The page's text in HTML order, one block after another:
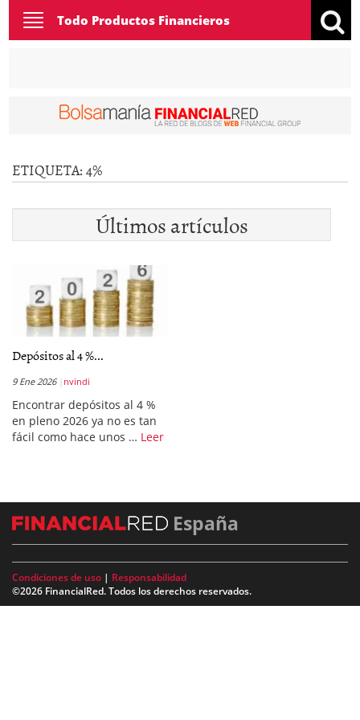
Toggle
navigation
Todo Productos Financieros
ETIQUETA:4%
Últimos artículos
Depósitos al 4 %...
9 Ene 2026 nvindi
Encontrar depósitos al 4 %
en pleno 2026 ya no es tan
fácil como hace unos … Leer
España
Condiciones de uso | Responsabilidad
©2026 FinancialRed. Todos los derechos reservados.